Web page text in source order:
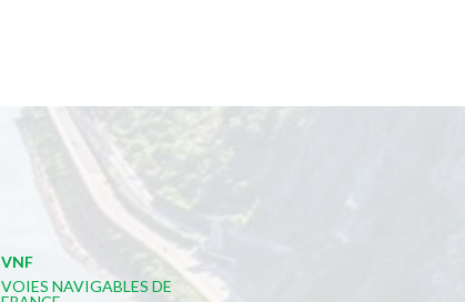
VNF
VOIES NAVIGABLES DE